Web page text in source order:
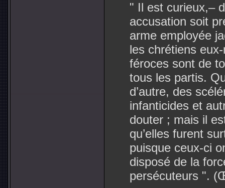
" Il est curieux,–
accusation soit
arme employée
les chrétiens
féroces sont de
tous les partis.
d’autre, des
infanticides et
douter ; mais il
qu’elles furent
puisque ceux-ci
disposé de la
persécuteurs ".